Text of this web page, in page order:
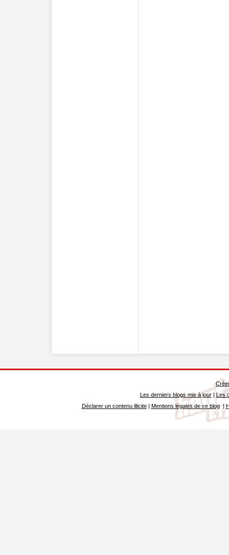
Les derniers blogs mis à jour| Les
Déclarer un contenu illicite| Mentions légales de ce blog|